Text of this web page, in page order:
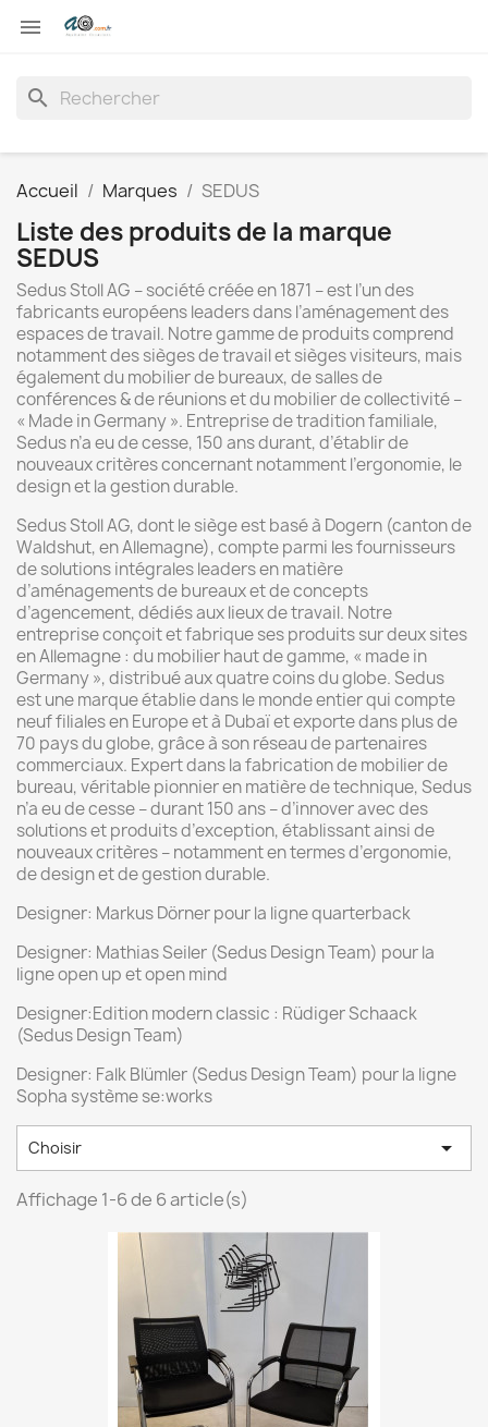

search
Accueil Marques SEDUS
Liste des produits de la marque
SEDUS
Sedus Stoll AG – société créée en 1871 – est l’un des
fabricants européens leaders dans l’aménagement des
espaces de travail. Notre gamme de produits comprend
notamment des sièges de travail et sièges visiteurs, mais
également du mobilier de bureaux, de salles de
conférences & de réunions et du mobilier de collectivité –
« Made in Germany ». Entreprise de tradition familiale,
Sedus n’a eu de cesse, 150 ans durant, d’établir de
nouveaux critères concernant notamment l’ergonomie, le
design et la gestion durable.
Sedus Stoll AG, dont le siège est basé à Dogern (canton de
Waldshut, en Allemagne), compte parmi les fournisseurs
de solutions intégrales leaders en matière
d’aménagements de bureaux et de concepts
d’agencement, dédiés aux lieux de travail. Notre
entreprise conçoit et fabrique ses produits sur deux sites
en Allemagne : du mobilier haut de gamme, « made in
Germany », distribué aux quatre coins du globe. Sedus
est une marque établie dans le monde entier qui compte
neuf filiales en Europe et à Dubaï et exporte dans plus de
70 pays du globe, grâce à son réseau de partenaires
commerciaux. Expert dans la fabrication de mobilier de
bureau, véritable pionnier en matière de technique, Sedus
n’a eu de cesse – durant 150 ans – d’innover avec des
solutions et produits d’exception, établissant ainsi de
nouveaux critères – notamment en termes d’ergonomie,
de design et de gestion durable.
Designer: Markus Dörner pour la ligne quarterback
Designer: Mathias Seiler (Sedus Design Team) pour la
ligne open up et open mind
Designer:Edition modern classic : Rüdiger Schaack
(Sedus Design Team)
Designer: Falk Blümler (Sedus Design Team) pour la ligne
Sopha système se:works
Choisir 
Affichage 1-6 de 6 article(s)